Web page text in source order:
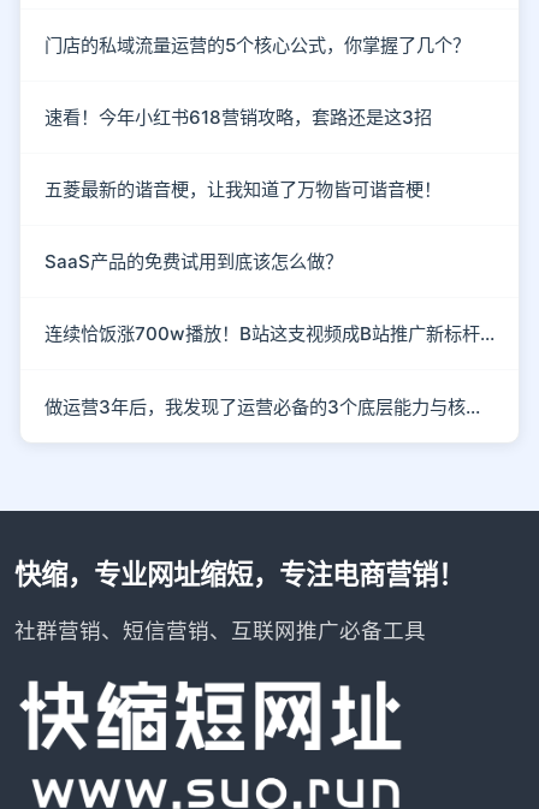
门店的私域流量运营的5个核心公式，你掌握了几个？
速看！今年小红书618营销攻略，套路还是这3招
五菱最新的谐音梗，让我知道了万物皆可谐音梗！
SaaS产品的免费试用到底该怎么做？
连续恰饭涨700w播放！B站这支视频成B站推广新标杆！
做运营3年后，我发现了运营必备的3个底层能力与核心思维
快缩，专业网址缩短，专注电商营销！
社群营销、短信营销、互联网推广必备工具